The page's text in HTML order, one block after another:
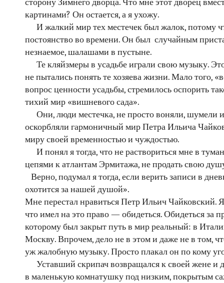
сторону Зимнего дворца. Что мне этот дворец
картинами? Он остается, а я ухожу.
И жалкий мир тех местечек был жалок, потому
постоянство во времени. Он был случайным
незнаемое, шалашами в пустыне.
Те кляйзмеры в усадьбе играли свою музыку.
не пытались понять те хозяева жизни. Мало того,
вопрос ценности усадьбы, стремилось оспорить
тихий мир «вишневого сада».
Они, люди местечка, не просто воняли, шумели
оскорбляли гармоничный мир Петра Ильича
миру своей временностью и чуждостью.
И понял я тогда, что не раствориться мне в
цепями к атлантам Эрмитажа, не продать свою
Верно, подумал я тогда, если верить записи в
охотится за нашей душой».
Мне перестал нравиться Петр Ильич Чайковский.
что имел на это право — обидеться. Обидеться за
которому был закрыт путь в мир реальный: в
Москву. Впрочем, дело не в этом и даже не в том,
уж жалобную музыку. Просто плакал он по кому
Уставший скрипач возвращался к своей жене и
в маленькую комнатушку под низким, покрытым